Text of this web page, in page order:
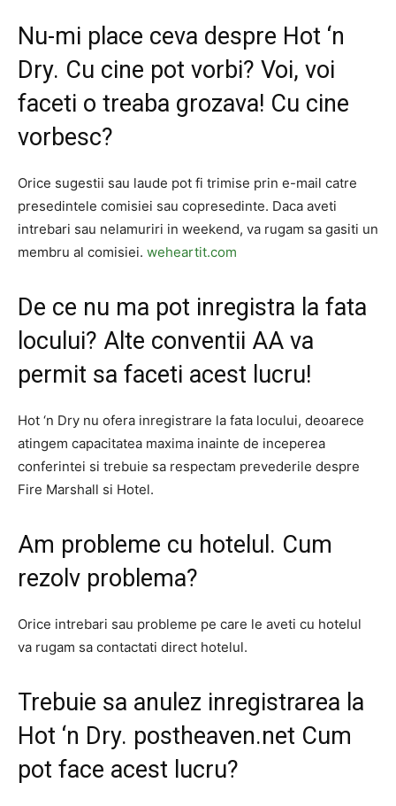
Nu-mi place ceva despre Hot ‘n
Dry. Cu cine pot vorbi? Voi, voi
faceti o treaba grozava! Cu cine
vorbesc?
Orice sugestii sau laude pot fi trimise prin e-mail catre
presedintele comisiei sau copresedinte. Daca aveti
intrebari sau nelamuriri in weekend, va rugam sa gasiti un
membru al comisiei. weheartit.com
De ce nu ma pot inregistra la fata
locului? Alte conventii AA va
permit sa faceti acest lucru!
Hot ‘n Dry nu ofera inregistrare la fata locului, deoarece
atingem capacitatea maxima inainte de inceperea
conferintei si trebuie sa respectam prevederile despre
Fire Marshall si Hotel.
Am probleme cu hotelul. Cum
rezolv problema?
Orice intrebari sau probleme pe care le aveti cu hotelul
va rugam sa contactati direct hotelul.
Trebuie sa anulez inregistrarea la
Hot ‘n Dry. postheaven.net Cum
pot face acest lucru?